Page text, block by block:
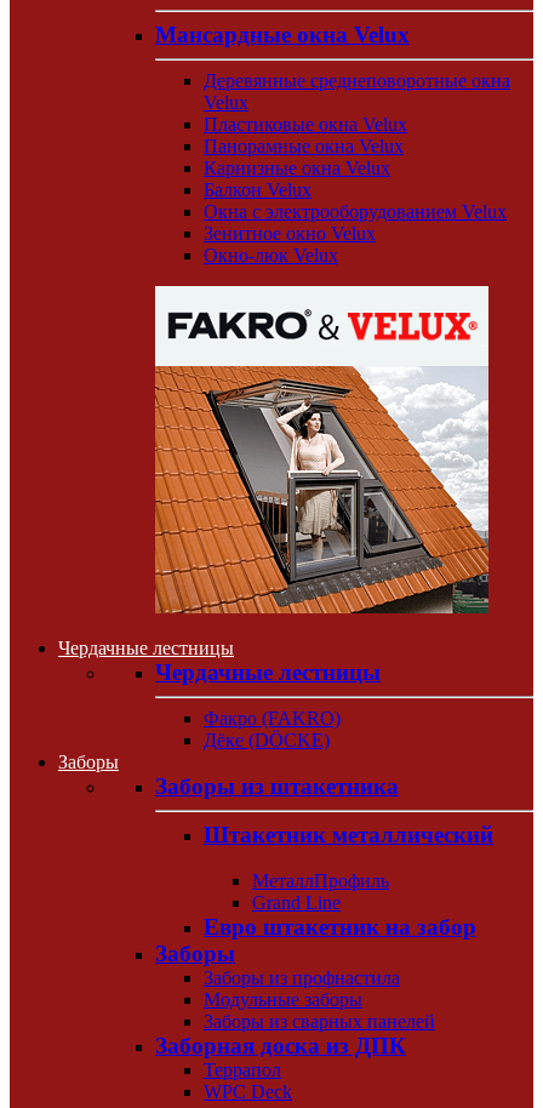
Мансардные окна Velux
Деревянные среднеповоротные окна
Velux
Пластиковые окна Velux
Панорамные окна Velux
Карнизные окна Velux
Балкон Velux
Окна с электрооборудованием Velux
Зенитное окно Velux
Окно-люк Velux
Чердачные лестницы
Чердачные лестницы
Факро (FAKRO)
Дёке (DÖCKE)
Заборы
Заборы из штакетника
Штакетник металлический
МеталлПрофиль
Grand Line
Евро штакетник на забор
Заборы
Заборы из профнастила
Модульные заборы
Заборы из сварных панелей
Заборная доска из ДПК
Террапол
WPC Deck